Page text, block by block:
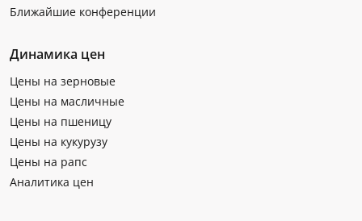
Ближайшие конференции
Динамика цен
Цены на зерновые
Цены на масличные
Цены на пшеницу
Цены на кукурузу
Цены на рапс
Аналитика цен